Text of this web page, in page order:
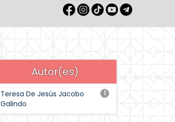
Autor(es)
1
Teresa De Jesús Jacobo
Galindo